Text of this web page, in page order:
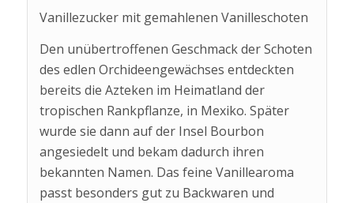
Vanillezucker mit gemahlenen Vanilleschoten
Den unübertroffenen Geschmack der Schoten
des edlen Orchideengewächses entdeckten
bereits die Azteken im Heimatland der
tropischen Rankpflanze, in Mexiko. Später
wurde sie dann auf der Insel Bourbon
angesiedelt und bekam dadurch ihren
bekannten Namen. Das feine Vanillearoma
passt besonders gut zu Backwaren und